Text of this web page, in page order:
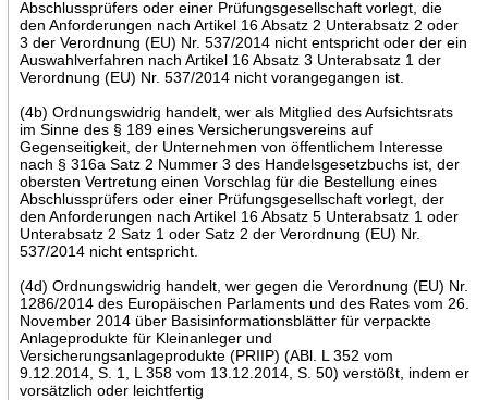
Abschlussprüfers oder einer Prüfungsgesellschaft vorlegt, die
den Anforderungen nach Artikel 16 Absatz 2 Unterabsatz 2 oder
3 der Verordnung (EU) Nr. 537/2014 nicht entspricht oder der ein
Auswahlverfahren nach Artikel 16 Absatz 3 Unterabsatz 1 der
Verordnung (EU) Nr. 537/2014 nicht vorangegangen ist.
(4b) Ordnungswidrig handelt, wer als Mitglied des Aufsichtsrats
im Sinne des § 189 eines Versicherungsvereins auf
Gegenseitigkeit, der Unternehmen von öffentlichem Interesse
nach § 316a Satz 2 Nummer 3 des Handelsgesetzbuchs ist, der
obersten Vertretung einen Vorschlag für die Bestellung eines
Abschlussprüfers oder einer Prüfungsgesellschaft vorlegt, der
den Anforderungen nach Artikel 16 Absatz 5 Unterabsatz 1 oder
Unterabsatz 2 Satz 1 oder Satz 2 der Verordnung (EU) Nr.
537/2014 nicht entspricht.
(4d) Ordnungswidrig handelt, wer gegen die Verordnung (EU) Nr.
1286/2014 des Europäischen Parlaments und des Rates vom 26.
November 2014 über Basisinformationsblätter für verpackte
Anlageprodukte für Kleinanleger und
Versicherungsanlageprodukte (PRIIP) (ABl. L 352 vom
9.12.2014, S. 1, L 358 vom 13.12.2014, S. 50) verstößt, indem er
vorsätzlich oder leichtfertig